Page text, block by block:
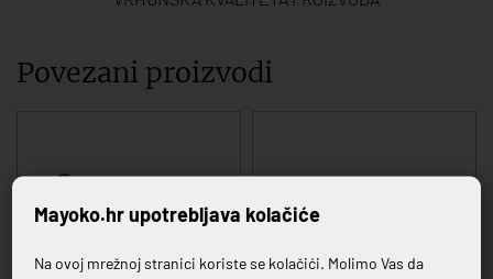
Povezani proizvodi
Mayoko.hr upotrebljava kolačiće
Na ovoj mrežnoj stranici koriste se kolačići. Molimo Vas da